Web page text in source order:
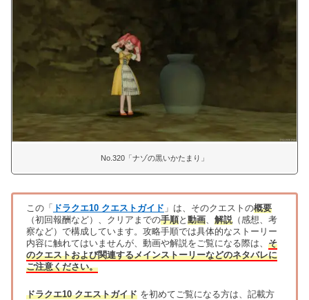
No.320「ナゾの黒いかたまり」
この「 ドラクエ10 クエストガイド 」は、そのクエストの概要
（初回報酬など）、クリアまでの手順と 動画、 解説（感想、考
察など）で構成しています。攻略手順では具体的なストーリー
内容に触れてはいませんが、動画や解説をご覧になる際は、 そ
のクエストおよび関連するメインストーリーなどのネタバレに
ご注意ください。
ドラクエ10 クエストガイドを初めてご覧になる方は、記載方